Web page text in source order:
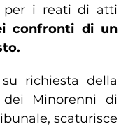
per i reati di atti
confronti di un
richiesta della
dei Minorenni di
scaturisce